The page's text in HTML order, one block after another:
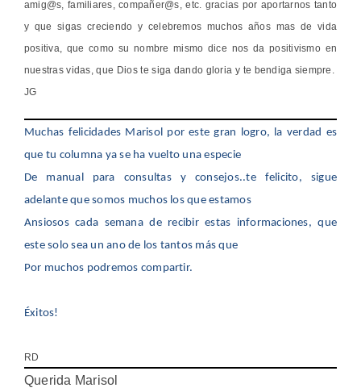
amig@s, familiares, compañer@s, etc. gracias por aportarnos tanto
y que sigas creciendo y celebremos muchos años mas de vida
positiva, que como su nombre mismo dice nos da positivismo en
nuestras vidas, que Dios te siga dando gloria y te bendiga siempre.
JG
Muchas felicidades Marisol por este gran logro, la verdad es
que tu columna ya se ha vuelto una especie
De manual para consultas y consejos..te felicito, sigue
adelante que somos muchos los que estamos
Ansiosos cada semana de recibir estas informaciones, que
este solo sea un ano de los tantos más que
Por muchos podremos compartir.
Éxitos!
RD
Querida Marisol